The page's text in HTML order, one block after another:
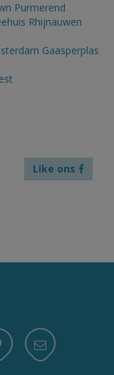
Purmerend
Rhijnauwen
Gaasperplas
Like ons